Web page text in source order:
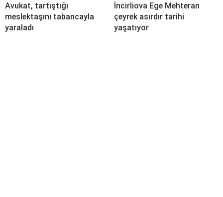
Avukat, tartıştığı
meslektaşını tabancayla
yaraladı
İncirliova Ege Mehteran
çeyrek asırdır tarihi
yaşatıyor